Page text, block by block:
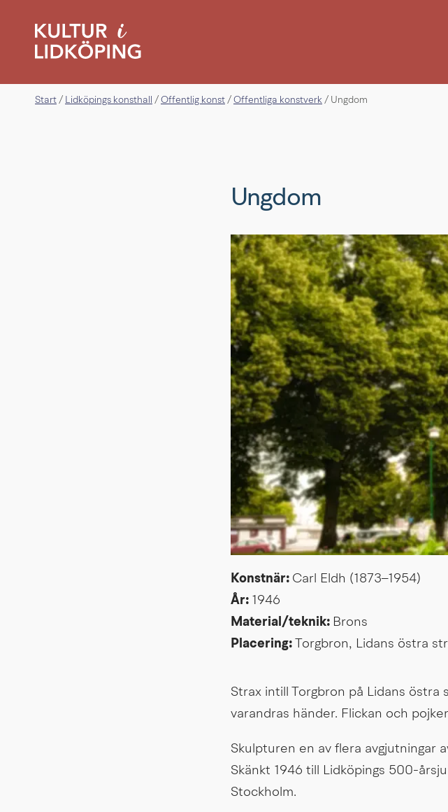
Start / Lidköpings konsthall / Offentlig konst / Offentliga konstverk / Ungdom
Ungdom
Konstnär: Carl Eldh (1873–1954)
År: 1946
Material/teknik: Brons
Placering: Torgbron, Lidans östra
Strax intill Torgbron på Lidans
varandras händer. Flickan och
Skulpturen en av flera avgjutningar
Skänkt 1946 till Lidköpings 500-
Stockholm.